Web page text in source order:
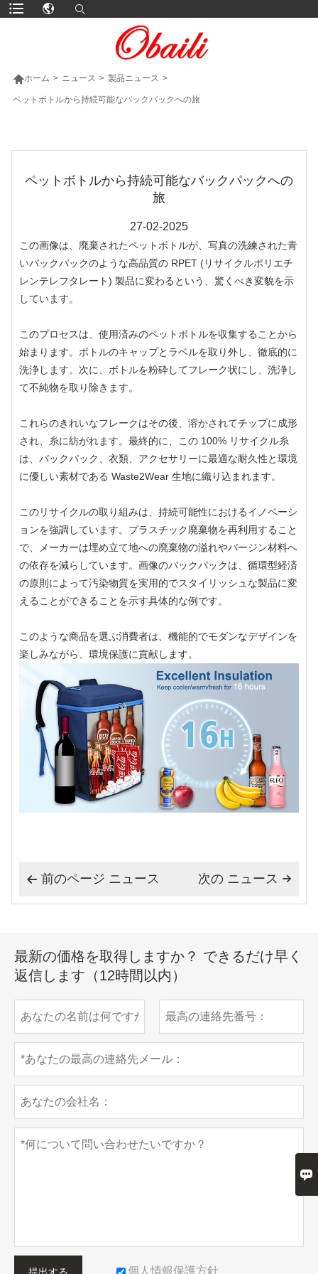
ホーム > ニュース > 製品ニュース >
ペットボトルから持続可能なバックパックへの旅
ペットボトルから持続可能なバックパックへの
旅
27-02-2025
この画像は、廃棄されたペットボトルが、写真の洗練された青
いバックパックのような高品質の RPET (リサイクルポリエチ
レンテレフタレート) 製品に変わるという、驚くべき変貌を示
しています。
このプロセスは、使用済みのペットボトルを収集することから
始まります。ボトルのキャップとラベルを取り外し、徹底的に
洗浄します。次に、ボトルを粉砕してフレーク状にし、洗浄し
て不純物を取り除きます。
これらのきれいなフレークはその後、溶かされてチップに成形
され、糸に紡がれます。最終的に、この 100% リサイクル糸
は、バックパック、衣類、アクセサリーに最適な耐久性と環境
に優しい素材である Waste2Wear 生地に織り込まれます。
このリサイクルの取り組みは、持続可能性におけるイノベーシ
ョンを強調しています。プラスチック廃棄物を再利用すること
で、メーカーは埋め立て地への廃棄物の溢れやバージン材料へ
の依存を減らしています。画像のバックパックは、循環型経済
の原則によって汚染物質を実用的でスタイリッシュな製品に変
えることができることを示す具体的な例です。
このような商品を選ぶ消費者は、機能的でモダンなデザインを
楽しみながら、環境保護に貢献します。
 前のページ ニュース 
次の ニュース
最新の価格を取得しますか？ できるだけ早く
返信します（12時間以内）
個人情報保護方針
